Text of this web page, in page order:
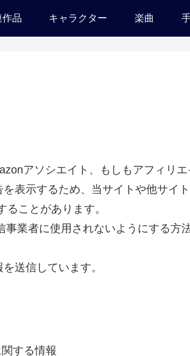
作品 キャラクター 楽曲
アソシエイト、もしもアフィリエ
表示するため、当サイトや他サイ
ことがあります。
業者に使用されないようにする方
送信しています。
する情報